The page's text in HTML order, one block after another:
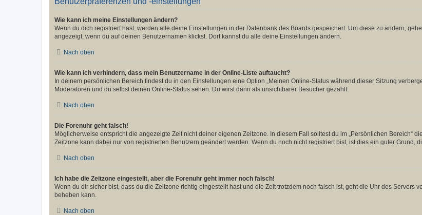
Wie kann ich meine Einstellungen ändern?
Wenn du dich registriert hast, werden alle deine Einstellungen in der Datenbank des Boards gespeichert. Um diese zu ändern,
angezeigt, wenn du auf deinen Benutzernamen klickst. Dort kannst du alle deine Einstellungen ändern.
Nach oben
Wie kann ich verhindern, dass mein Benutzername in der Online-Liste auftaucht?
In deinem persönlichen Bereich findest du in den Einstellungen eine Option „Meinen Online-Status während dieser Sitzung
Moderatoren und du selbst deinen Online-Status sehen. Du wirst dann als unsichtbarer Besucher gezählt.
Nach oben
Die Forenuhr geht falsch!
Möglicherweise entspricht die angezeigte Zeit nicht deiner eigenen Zeitzone. In diesem Fall solltest du im „Persönlichen Bereich“
Zeitzone kann dabei nur von registrierten Benutzern geändert werden. Wenn du noch nicht registriert bist, ist dies ein guter Grund,
Nach oben
Ich habe die Zeitzone eingestellt, aber die Forenuhr geht immer noch falsch!
Wenn du dir sicher bist, dass du die Zeitzone richtig eingestellt hast und die Zeit trotzdem noch falsch ist, geht die Uhr des Servers
beheben kann.
Nach oben